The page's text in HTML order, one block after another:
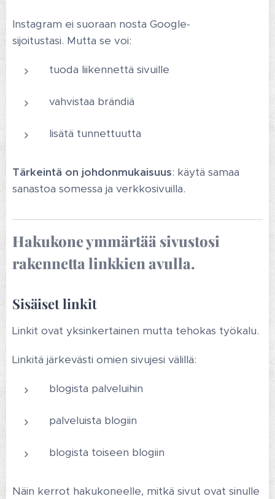
Instagram ei suoraan nosta Google-
sijoitustasi. Mutta se voi:
tuoda liikennettä sivuille
vahvistaa brändiä
lisätä tunnettuutta
Tärkeintä on johdonmukaisuus: käytä samaa
sanastoa somessa ja verkkosivuilla.
Hakukone ymmärtää sivustosi
rakennetta linkkien avulla.
Sisäiset linkit
Linkit ovat yksinkertainen mutta tehokas työkalu.
Linkitä järkevästi omien sivujesi välillä:
blogista palveluihin
palveluista blogiin
blogista toiseen blogiin
Näin kerrot hakukoneelle, mitkä sivut ovat sinulle